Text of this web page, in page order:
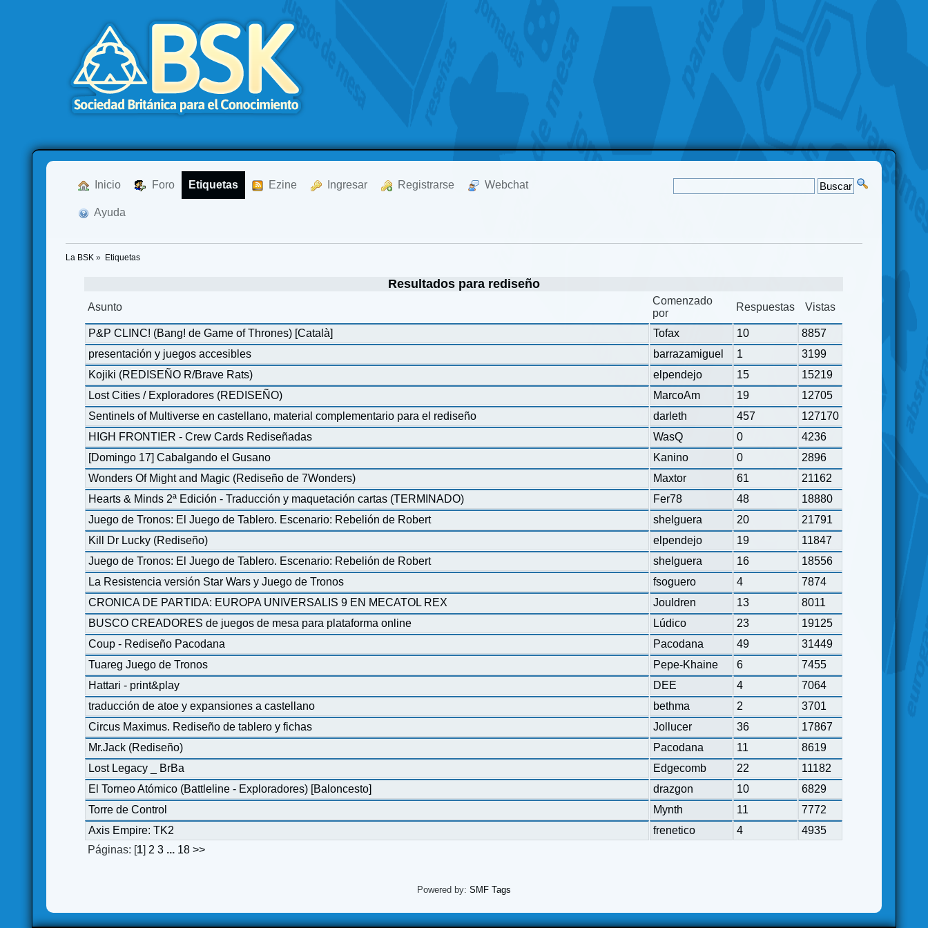
Inicio Foro Etiquetas Ezine Ingresar Registrarse Webchat
Ayuda
La BSK » Etiquetas
Resultados para rediseño
Asunto
Comenzado
por
Respuestas Vistas
P&P CLINC! (Bang! de Game of Thrones) [Català] Tofax 10
8857
presentación y juegos accesibles
barrazamiguel 1
3199
Kojiki (REDISEÑO R/Brave Rats)
elpendejo 15
15219
Lost Cities / Exploradores (REDISEÑO)
MarcoAm 19
12705
Sentinels of Multiverse en castellano, material complementario para el rediseño
darleth 457
127170
HIGH FRONTIER - Crew Cards Rediseñadas
WasQ 0
4236
[Domingo 17] Cabalgando el Gusano
Kanino 0
2896
Wonders Of Might and Magic (Rediseño de 7Wonders)
Maxtor 61
21162
Hearts & Minds 2ª Edición - Traducción y maquetación cartas (TERMINADO)
Fer78 48
18880
Juego de Tronos: El Juego de Tablero. Escenario: Rebelión de Robert
shelguera 20
21791
Kill Dr Lucky (Rediseño)
elpendejo 19
11847
Juego de Tronos: El Juego de Tablero. Escenario: Rebelión de Robert
shelguera 16
18556
La Resistencia versión Star Wars y Juego de Tronos
fsoguero 4
7874
CRONICA DE PARTIDA: EUROPA UNIVERSALIS 9 EN MECATOL REX
Jouldren 13
8011
BUSCO CREADORES de juegos de mesa para plataforma online
Lúdico 23
19125
Coup - Rediseño Pacodana
Pacodana 49
31449
Tuareg Juego de Tronos
Pepe-Khaine 6
7455
Hattari - print&play
DEE 4
7064
traducción de atoe y expansiones a castellano
bethma 2
3701
Circus Maximus. Rediseño de tablero y fichas
Jollucer 36
17867
Mr.Jack (Rediseño)
Pacodana 11
8619
Lost Legacy _ BrBa
Edgecomb 22
11182
El Torneo Atómico (Battleline - Exploradores) [Baloncesto]
drazgon 10
6829
Torre de Control
Mynth 11
7772
Axis Empire: TK2
frenetico 4
4935
Páginas: [1] 2 3 ... 18 >>
Powered by: SMF Tags